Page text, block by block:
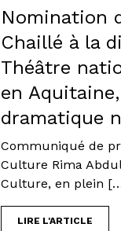
Nomination
Chaillé à la
Théâtre
en
dramatique
Communiqué de
Culture Rima
Culture, en plein
LIRE L'ARTICLE